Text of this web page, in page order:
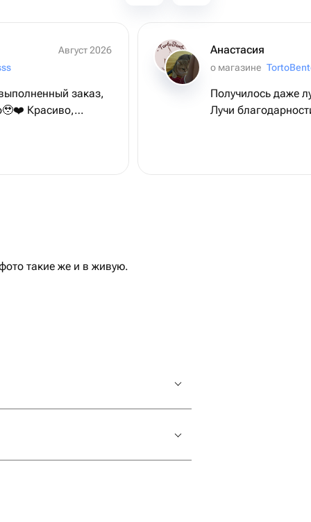
Август 2026
заказ,
Красиво,
пожелания были
Анастасия
о магазине
Получилось даже
Лучи
такие же и в живую.